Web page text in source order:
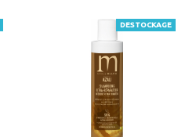
DESTOCKAGE